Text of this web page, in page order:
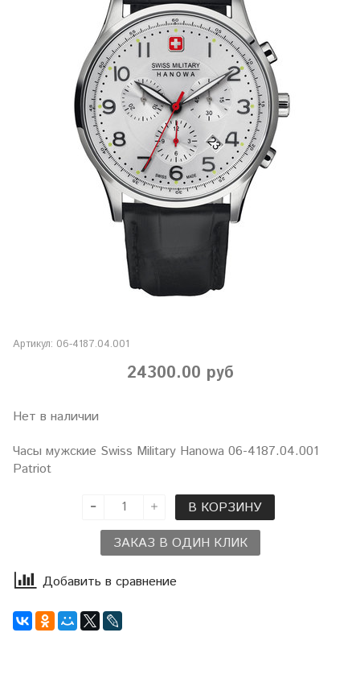
Артикул: 06-4187.04.001
24300.00 руб
Нет в наличии
Часы мужские Swiss Military Hanowa 06-4187.04.001
Patriot
В КОРЗИНУ
ЗАКАЗ В ОДИН КЛИК
Добавить в сравнение